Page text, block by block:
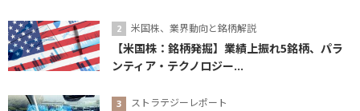
米国株、業界動向と銘柄解説
【米国株：銘柄発掘】業績上振れ5銘柄、パラ
ンティア・テクノロジー...
ストラテジーレポート